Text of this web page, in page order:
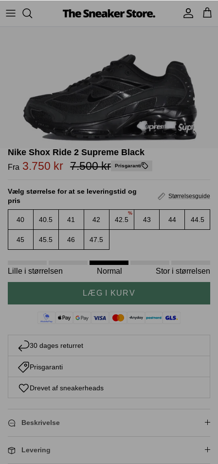
UGG
Jordans
Andre brands
BAPE - A Bathing Ape
TSS Collection
Accessories Sneaker boks
Crease protectors Skotræ
Sneaker rengøring
Nike Shox Ride 2 Supreme Black
Fra 3.750 kr 7.500 kr Prisgaranti
Vælg størrelse for at se leveringstid og
pris
Størrelsesguide
40 40.5 41 42 42.5
%
43 44 44.5
45 45.5 46 47.5
Lille i størrelsen Normal Stor i størrelsen
LÆG I KURV
30 dages returret
Prisgaranti
Drevet af sneakerheads
Beskrivelse
Levering